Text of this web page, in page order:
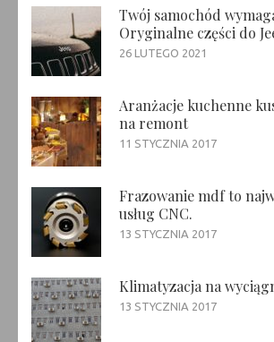
Twój samochód
Oryginalne części do
26 LUTEGO 2021
Aranżacje kuchenne
na remont
11 STYCZNIA 2017
Frazowanie mdf to
usług CNC.
13 STYCZNIA 2017
Klimatyzacja na
13 STYCZNIA 2017